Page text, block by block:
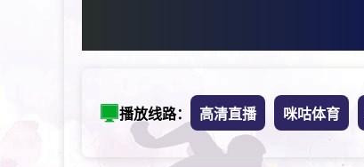
播放线路： 高清直播 咪咕体育